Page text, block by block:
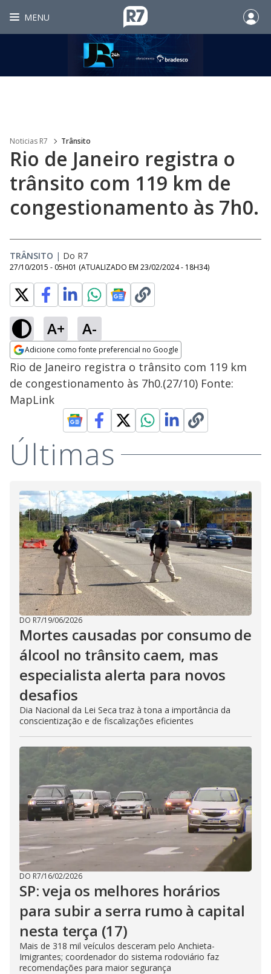
MENU
Noticias R7 Trânsito
Rio de Janeiro registra o
trânsito com 119 km de
congestionamento às 7h0.
TRÂNSITO | Do R7
27/10/2015 - 05H01 (ATUALIZADO EM 23/02/2024 - 18H34)
A+ A-
Adicione como fonte preferencial no Google
Opens in new window
Rio de Janeiro registra o trânsito com 119 km
de congestionamento às 7h0.(27/10) Fonte:
MapLink
Últimas
DO R7/19/06/2026
Mortes causadas por consumo de
álcool no trânsito caem, mas
especialista alerta para novos
desafios
Dia Nacional da Lei Seca traz à tona a importância da
conscientização e de fiscalizações eficientes
DO R7/16/02/2026
SP: veja os melhores horários
para subir a serra rumo à capital
nesta terça (17)
Mais de 318 mil veículos desceram pelo Anchieta-
Imigrantes; coordenador do sistema rodoviário faz
recomendações para maior segurança